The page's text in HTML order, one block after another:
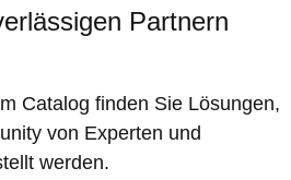
Partnern
Catalog finden Sie Lösungen,
von Experten und
werden.